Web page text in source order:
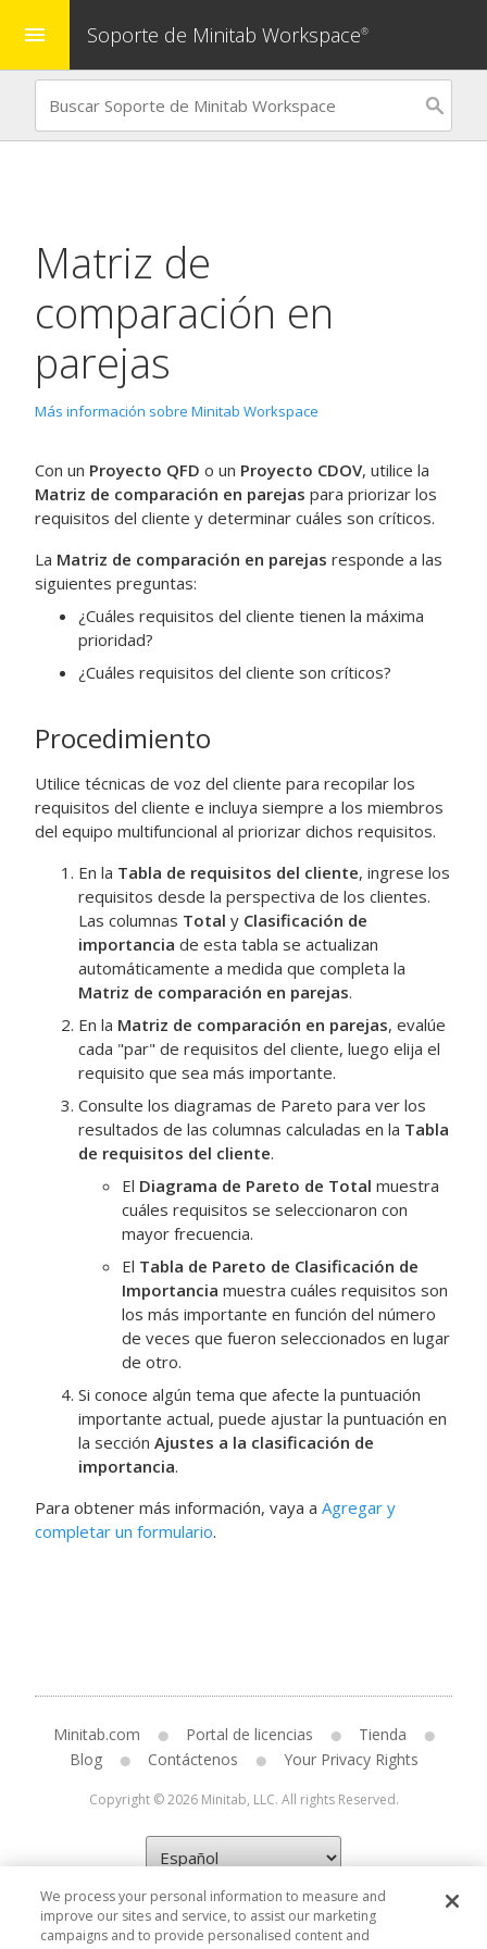
menu Soporte de Minitab Workspace®
Matriz de
comparación en
parejas
Más información sobre Minitab Workspace
Con un Proyecto QFD o un Proyecto CDOV, utilice la
Matriz de comparación en parejas para priorizar los
requisitos del cliente y determinar cuáles son críticos.
La Matriz de comparación en parejas responde a las
siguientes preguntas:
¿Cuáles requisitos del cliente tienen la máxima
prioridad?
¿Cuáles requisitos del cliente son críticos?
Procedimiento
Utilice técnicas de voz del cliente para recopilar los
requisitos del cliente e incluya siempre a los miembros
del equipo multifuncional al priorizar dichos requisitos.
En la Tabla de requisitos del cliente, ingrese los
requisitos desde la perspectiva de los clientes.
Las columnas Total y Clasificación de
importancia de esta tabla se actualizan
automáticamente a medida que completa la
Matriz de comparación en parejas.
En la Matriz de comparación en parejas, evalúe
cada "par" de requisitos del cliente, luego elija el
requisito que sea más importante.
Consulte los diagramas de Pareto para ver los
resultados de las columnas calculadas en la Tabla
de requisitos del cliente.
El Diagrama de Pareto de Total muestra
cuáles requisitos se seleccionaron con
mayor frecuencia.
El Tabla de Pareto de Clasificación de
Importancia muestra cuáles requisitos son
los más importante en función del número
de veces que fueron seleccionados en lugar
de otro.
Si conoce algún tema que afecte la puntuación
importante actual, puede ajustar la puntuación en
la sección Ajustes a la clasificación de
importancia.
Para obtener más información, vaya a Agregar y
completar un formulario.
Minitab.com Portal de licencias
Tienda
Blog
Contáctenos Your Privacy Rights
Copyright © 2026 Minitab, LLC. All rights Reserved.
We process your personal information to measure and
improve our sites and service, to assist our marketing
campaigns and to provide personalised content and